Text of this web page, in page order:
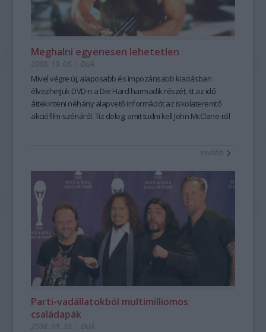
Meghalni egyenesen lehetetlen
2008. 10. 06. | DUÁ
Mivel végre új, alaposabb és impozánsabb kiadásban
élvezhetjük DVD-n a Die Hard harmadik részét, itt az idő
áttekinteni néhány alapvető információt az iskolateremtő
akciófilm-szériáról. Tíz dolog, amit tudni kell John McClane-ről
tovább
Parti-vadállatokból multimilliomos
családapák
2008. 09. 30. | DUÁ